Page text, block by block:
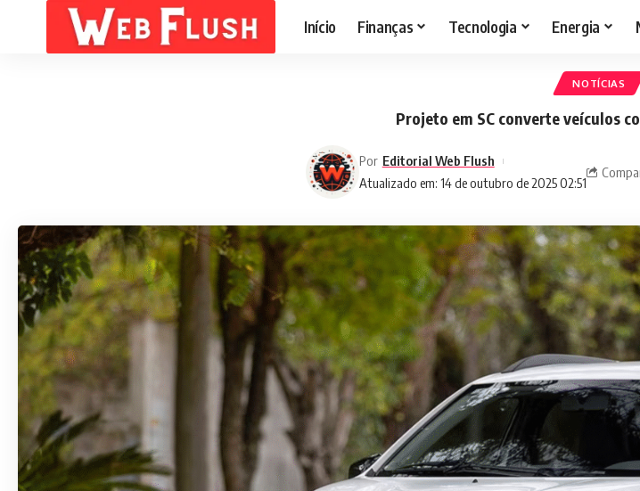
Início Finanças Tecnologia Energia
NOTÍCIAS
Projeto em SC converte veículos
Atualizado em: 14 de outubro de 2025 02:51
Por Editorial Web Flush